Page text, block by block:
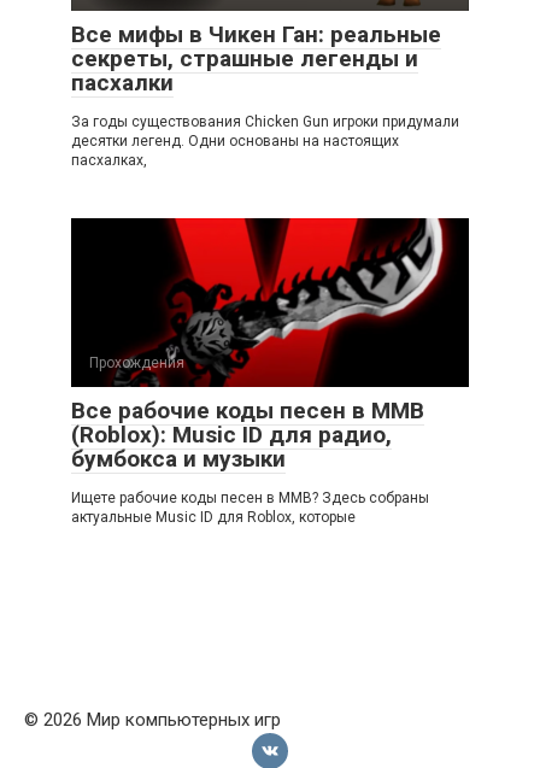
Все мифы в Чикен Ган: реальные
секреты, страшные легенды и
пасхалки
За годы существования Chicken Gun игроки придумали
десятки легенд. Одни основаны на настоящих
пасхалках,
Прохождения
Все рабочие коды песен в ММВ
(Roblox): Music ID для радио,
бумбокса и музыки
Ищете рабочие коды песен в ММВ? Здесь собраны
актуальные Music ID для Roblox, которые
© 2026 Мир компьютерных игр